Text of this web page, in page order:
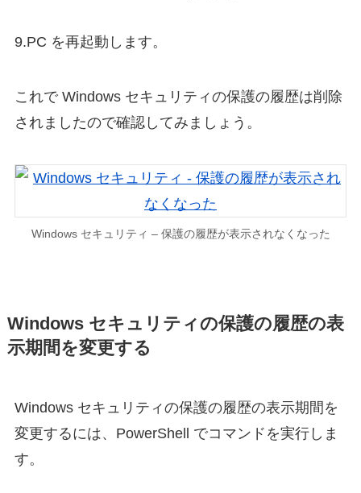
9.PC を再起動します。
これで Windows セキュリティの保護の履歴は削除
されましたので確認してみましょう。
Windows セキュリティ – 保護の履歴が表示されなくなった
Windows セキュリティの保護の履歴の表
示期間を変更する
Windows セキュリティの保護の履歴の表示期間を
変更するには、PowerShell でコマンドを実行しま
す。